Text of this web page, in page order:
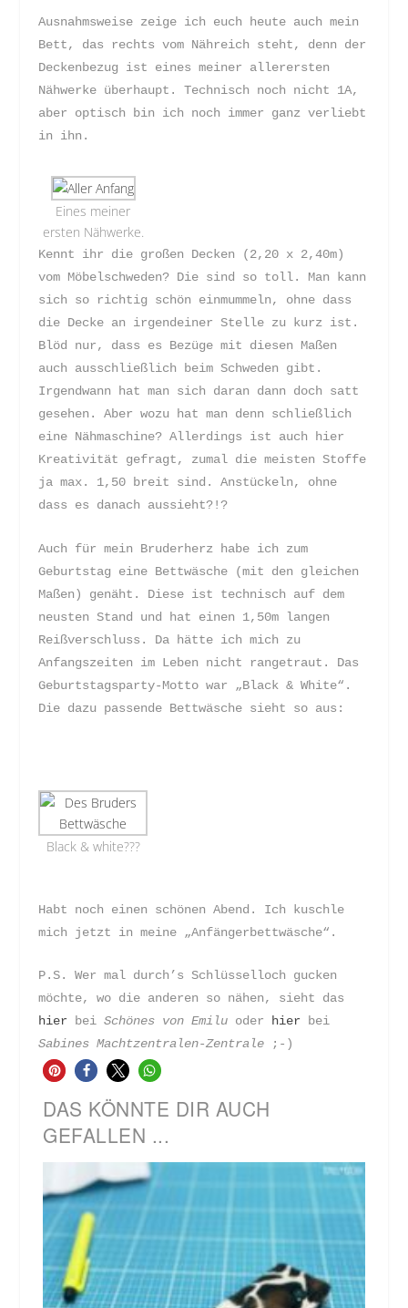
Ausnahmsweise zeige ich euch heute auch mein
Bett, das rechts vom Nähreich steht, denn der
Deckenbezug ist eines meiner allerersten
Nähwerke überhaupt. Technisch noch nicht 1A,
aber optisch bin ich noch immer ganz verliebt
in ihn.
Eines meiner
ersten Nähwerke.
Kennt ihr die großen Decken (2,20 x 2,40m)
vom Möbelschweden? Die sind so toll. Man kann
sich so richtig schön einmummeln, ohne dass
die Decke an irgendeiner Stelle zu kurz ist.
Blöd nur, dass es Bezüge mit diesen Maßen
auch ausschließlich beim Schweden gibt.
Irgendwann hat man sich daran dann doch satt
gesehen. Aber wozu hat man denn schließlich
eine Nähmaschine? Allerdings ist auch hier
Kreativität gefragt, zumal die meisten Stoffe
ja max. 1,50 breit sind. Anstückeln, ohne
dass es danach aussieht?!?
Auch für mein Bruderherz habe ich zum
Geburtstag eine Bettwäsche (mit den gleichen
Maßen) genäht. Diese ist technisch auf dem
neusten Stand und hat einen 1,50m langen
Reißverschluss. Da hätte ich mich zu
Anfangszeiten im Leben nicht rangetraut. Das
Geburtstagsparty-Motto war „Black & White“.
Die dazu passende Bettwäsche sieht so aus:
Black & white???
Habt noch einen schönen Abend. Ich kuschle
mich jetzt in meine „Anfängerbettwäsche“.
P.S. Wer mal durch’s Schlüsselloch gucken
möchte, wo die anderen so nähen, sieht das
hier bei Schönes von Emilu oder hier bei
Sabines Machtzentralen-Zentrale ;-)
DAS KÖNNTE DIR AUCH
GEFALLEN ...